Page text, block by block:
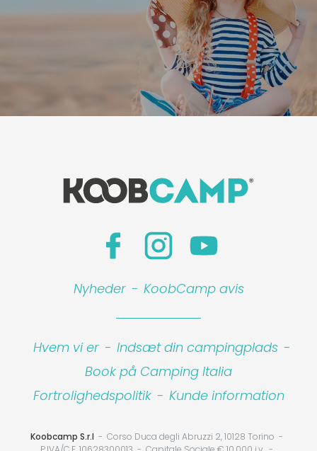
Nyheder - KoobCamp avis
Hvem vi er - Indsæt din campingplads -
Book på Camping Italia
Fortrolighedspolitik - Kunde information
Koobcamp S.r.l
Corso Duca degli Abruzzi 2, 10128 Torino